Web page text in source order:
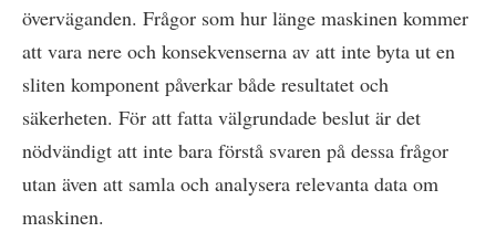
överväganden. Frågor som hur länge maskinen kommer
att vara nere och konsekvenserna av att inte byta ut en
sliten komponent påverkar både resultatet och
säkerheten. För att fatta välgrundade beslut är det
nödvändigt att inte bara förstå svaren på dessa frågor
utan även att samla och analysera relevanta data om
maskinen.